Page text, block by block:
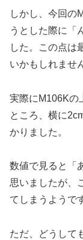
しかし、今回の
うとした際に「
した。この点は
いかもしれませ
実際にM106Kの
ところ、横に
かりました。
数値で見ると「
思いましたが、
てしまうようで
ただ、どうして